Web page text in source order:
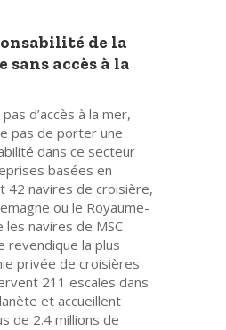
de la
sans accès à la
d’accès à la mer,
pas de porter une
dans ce secteur
basées en
42 navires de croisière,
ou le Royaume-
les navires de MSC
revendique la plus
privée de croisières
211 escales dans
et accueillent
de 2.4 millions de